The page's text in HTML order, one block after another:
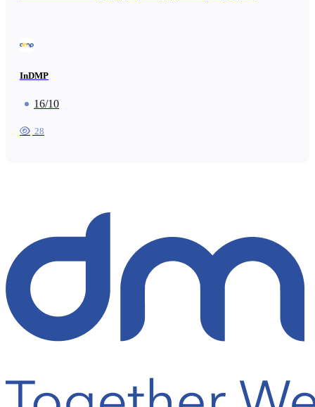
InDMP
16/10
28